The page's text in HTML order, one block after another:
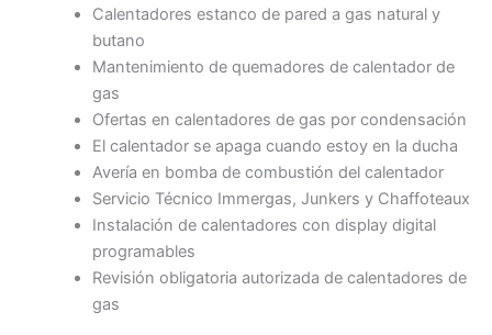
Calentadores estanco de pared a gas natural y
butano
Mantenimiento de quemadores de calentador de
gas
Ofertas en calentadores de gas por condensación
El calentador se apaga cuando estoy en la ducha
Avería en bomba de combustión del calentador
Servicio Técnico Immergas, Junkers y Chaffoteaux
Instalación de calentadores con display digital
programables
Revisión obligatoria autorizada de calentadores de
gas